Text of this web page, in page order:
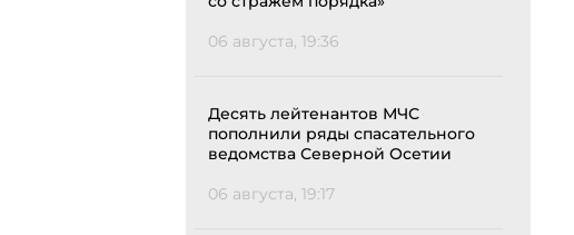
06 августа, 19:36
Десять лейтенантов МЧС
пополнили ряды спасательного
ведомства Северной Осетии
06 августа, 19:17